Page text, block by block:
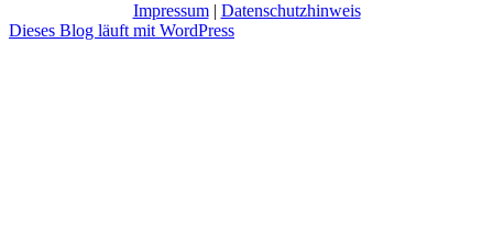
Impressum| Datenschutzhinweis
Dieses Blog läuft mit WordPress